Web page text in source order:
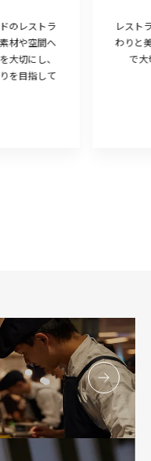
のレストラ
材や空間へ
大切にし、
を目指して
レスト
わりと
で大